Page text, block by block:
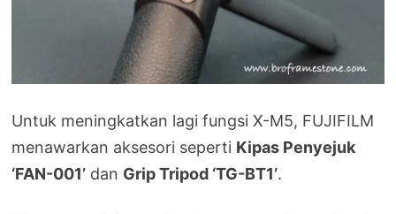
Untuk meningkatkan lagi fungsi X-M5, FUJIFILM
menawarkan aksesori seperti Kipas Penyejuk
‘FAN-001’ dan Grip Tripod ‘TG-BT1’.